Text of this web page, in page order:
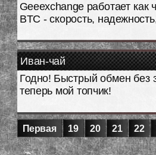
Geeexchange работает
BTC - скорость,
Иван-чай
Годно! Быстрый обмен без
теперь мой топчик!
Первая 19 20 21 22